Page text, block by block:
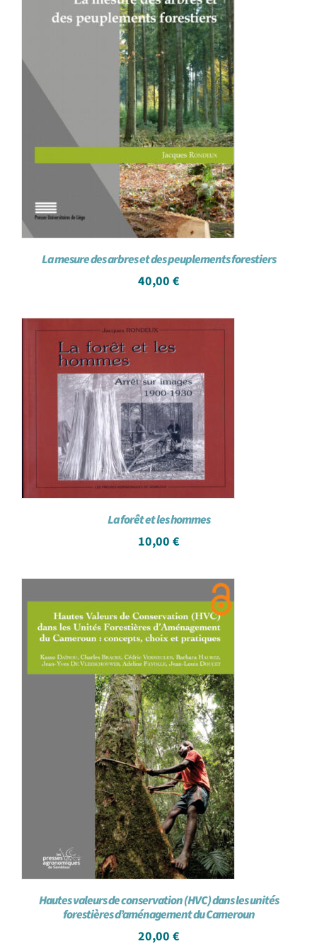
La mesure des arbres et des peuplements forestiers
40,00 €
La forêt et les hommes
10,00 €
Hautes valeurs de conservation (HVC) dans les unités
forestières d’aménagement du Cameroun
20,00 €